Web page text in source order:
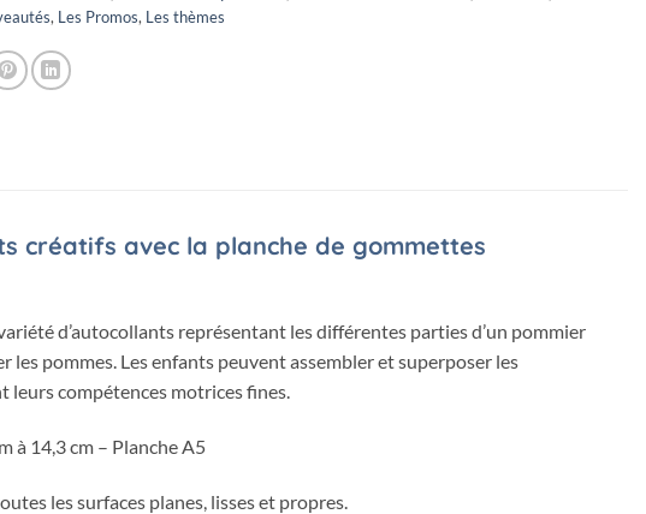
, Les Promos, Les thèmes
créatifs avec la planche de gommettes
d’autocollants représentant les différentes parties d’un pommier
pommes. Les enfants peuvent assembler et superposer les
compétences motrices fines.
à 14,3 cm– Planche A5
les surfaces planes, lisses et propres.